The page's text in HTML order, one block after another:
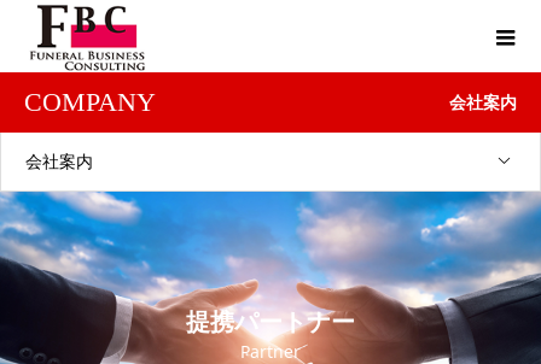
COMPANY 会社案内
会社案内
提携パートナー
Partner